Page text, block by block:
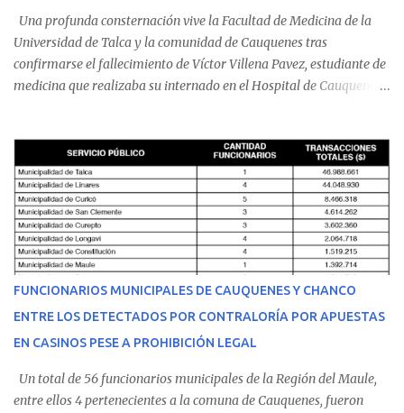
Una profunda consternación vive la Facultad de Medicina de la
Universidad de Talca y la comunidad de Cauquenes tras
confirmarse el fallecimiento de Víctor Villena Pavez, estudiante de
medicina que realizaba su internado en el Hospital de Cauquenes.
malestares físicos. Dada la complejidad de su estado de salud, el
equipo médico determinó su traslado de urgencia al Hospital
Regional de Talca y dado la urgencia la ambulancia partió hacia
Talca con escolta de Carabineros. En medio del traslado, el
estudiante de medicina de 25 años, se agravó y pese a los esfuerzos
del personal de emergencia terminó falleciendo, sin alcanzar a
recibir atención especializada en el centro de destino. Apenas se
conoció la gravedad de su condición, sus padres —residentes en
Villarrica— se trasladaron a Cauquenes con la esperanza de una
evolución favorable. No obstante, alrededo...
FUNCIONARIOS MUNICIPALES DE CAUQUENES Y CHANCO
ENTRE LOS DETECTADOS POR CONTRALORÍA POR APUESTAS
EN CASINOS PESE A PROHIBICIÓN LEGAL
Un total de 56 funcionarios municipales de la Región del Maule,
entre ellos 4 pertenecientes a la comuna de Cauquenes, fueron